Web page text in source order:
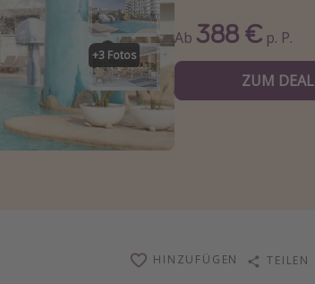
+3 Fotos
Ab 388 € p. P.
ZUM DEAL
HINZUFÜGEN TEILEN